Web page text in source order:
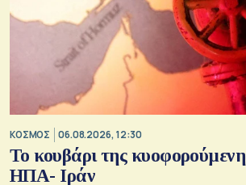
ΚΟΣΜΟΣ 06.08.2026, 12:30
Το κουβάρι της
ΗΠΑ- Ιράν